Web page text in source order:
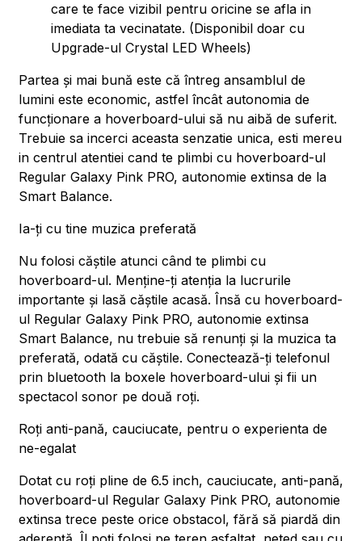
care te face vizibil pentru oricine se afla in
imediata ta vecinatate. (Disponibil doar cu
Upgrade-ul Crystal LED Wheels)
Partea și mai bună este că întreg ansamblul de
lumini este economic, astfel încât autonomia de
funcționare a hoverboard-ului să nu aibă de suferit.
Trebuie sa incerci aceasta senzatie unica, esti mereu
in centrul atentiei cand te plimbi cu hoverboard-ul
Regular Galaxy Pink PRO, autonomie extinsa de la
Smart Balance.
Ia-ți cu tine muzica preferată
Nu folosi căștile atunci când te plimbi cu
hoverboard-ul. Menține-ți atenția la lucrurile
importante și lasă căștile acasă. Însă cu hoverboard-
ul Regular Galaxy Pink PRO, autonomie extinsa
Smart Balance, nu trebuie să renunți și la muzica ta
preferată, odată cu căștile. Conectează-ți telefonul
prin bluetooth la boxele hoverboard-ului și fii un
spectacol sonor pe două roți.
Roți anti-pană, cauciucate, pentru o experienta de
ne-egalat
Dotat cu roți pline de 6.5 inch, cauciucate, anti-pană,
hoverboard-ul Regular Galaxy Pink PRO, autonomie
extinsa trece peste orice obstacol, fără să piardă din